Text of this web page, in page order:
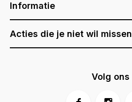
Informatie
Acties die je niet wil missen
Volg ons